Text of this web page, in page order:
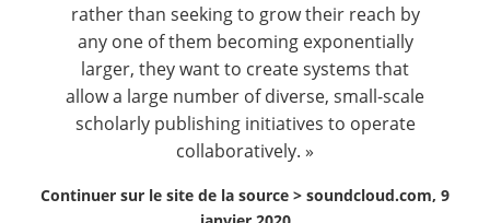
rather than seeking to grow their reach by
any one of them becoming exponentially
larger, they want to create systems that
allow a large number of diverse, small-scale
scholarly publishing initiatives to operate
collaboratively. »
Continuer sur le site de la source > soundcloud.com, 9